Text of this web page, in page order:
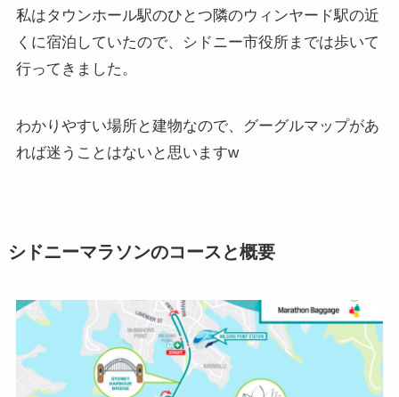
私はタウンホール駅のひとつ隣のウィンヤード駅の近
くに宿泊していたので、シドニー市役所までは歩いて
行ってきました。
わかりやすい場所と建物なので、グーグルマップがあ
れば迷うことはないと思いますw
シドニーマラソンのコースと概要